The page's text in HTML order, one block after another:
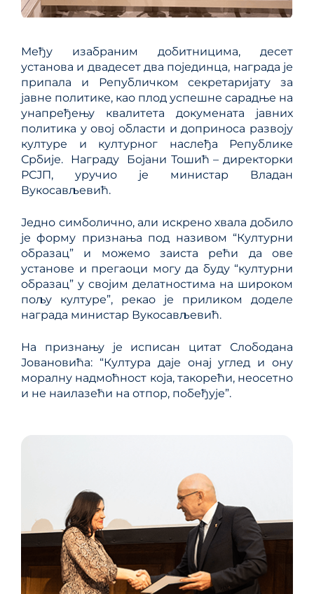
Међу изабраним добитницима, десет
установа и двадесет два појединца, награда је
припала и Републичком секретаријату за
јавне политике, као плод успешне сарадње на
унапређењу квалитета докумената јавних
политика у овој области и доприноса развоју
културе и културног наслеђа Рeпублике
Србије. Награду Бојани Тошић – директорки
РСЈП, уручио је министар Владан
Вукосављевић.
Једно симболично, али искрено хвала добило
је форму признања под називом “Културни
образац” и можемо заиста рећи да ове
установе и прегаоци могу да буду “културни
образац” у својим делатностима на широком
пољу културе”, рекао је приликом доделе
награда министар Вукосављевић.
На признању је исписан цитат Слободана
Јовановића: “Култура даје онај углед и ону
моралну надмоћност која, такорећи, неосетно
и не наилазећи на отпор, побеђује”.